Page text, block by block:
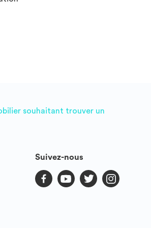
souhaitant trouver un
Suivez-nous